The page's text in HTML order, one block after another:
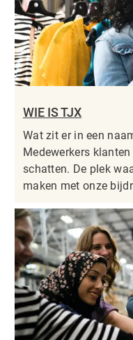
WIE IS TJX
Wat zit er in een
Medewerkers
schatten. De plek
maken met onze